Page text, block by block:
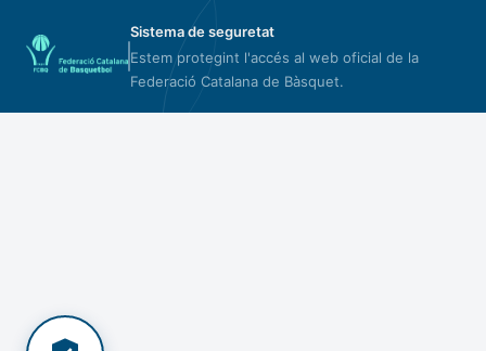
Sistema de seguretat
Estem protegint l'accés al web oficial de la
Federació Catalana de Bàsquet.